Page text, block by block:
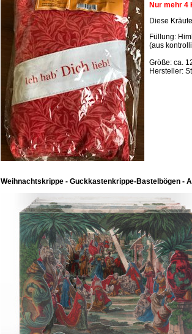
Nur mehr 4
Diese
Füllung:
(aus
Größe: ca.
Hersteller:
Weihnachtskrippe - Guckkastenkrippe-Bastelbögen -